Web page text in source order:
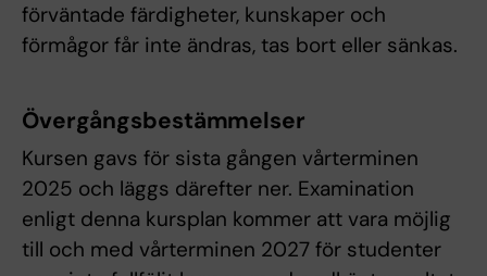
förväntade färdigheter, kunskaper och
förmågor får inte ändras, tas bort eller sänkas.
Övergångsbestämmelser
Kursen gavs för sista gången vårterminen
2025 och läggs därefter ner. Examination
enligt denna kursplan kommer att vara möjlig
till och med vårterminen 2027 för studenter